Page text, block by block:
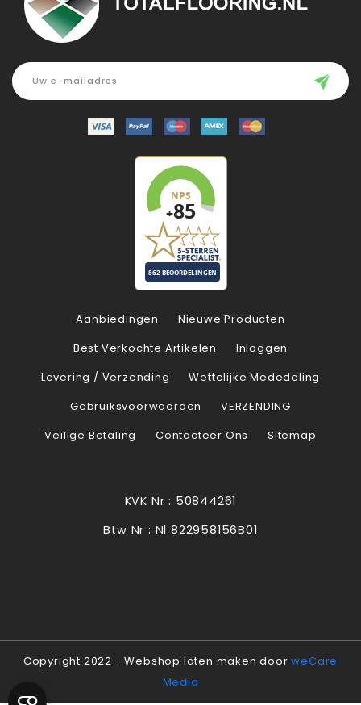
Aanbiedingen
Nieuwe Producten
Best Verkochte Artikelen
Inloggen
Levering / Verzending
Wettelijke Mededeling
Gebruiksvoorwaarden
VERZENDING
Veilige Betaling
Contacteer Ons Sitemap
KVK Nr : 50844261
Btw Nr : Nl 822958156B01
Copyright 2022 - Webshop laten maken doorweCare
Media